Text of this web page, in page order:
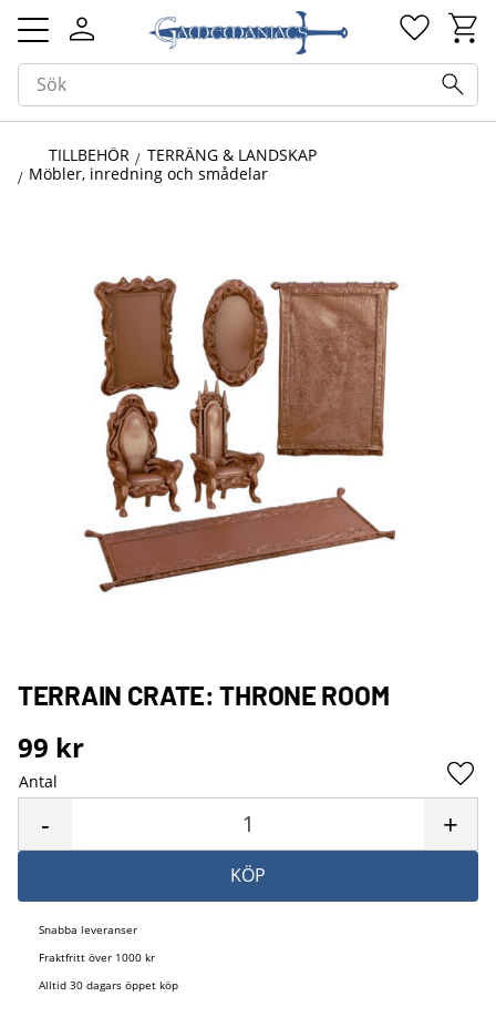
Meny
TILLBEHÖR
TERRÄNG & LANDSKAP
Möbler, inredning och smådelar
TERRAIN CRATE: THRONE ROOM
99 kr
Antal
+
-
KÖP
Snabba leveranser
Fraktfritt över 1000 kr
Alltid 30 dagars öppet köp